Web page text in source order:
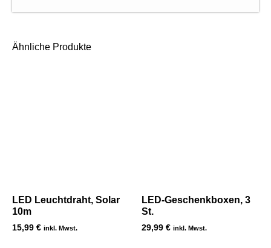
Ähnliche Produkte
LED Leuchtdraht, Solar
10m
15,99 € inkl. Mwst.
LED-Geschenkboxen, 3
St.
29,99 € inkl. Mwst.